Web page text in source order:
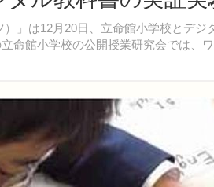
」は12月20日、立命館小学校とデジ
命館小学校の公開授業研究会では、